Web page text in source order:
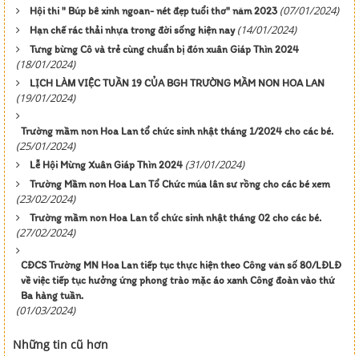
Hội thi " Búp bê xinh ngoan- nét đẹp tuổi thơ" năm 2023 (07/01/2024)
Hạn chế rác thải nhựa trong đời sống hiện nay (14/01/2024)
Tưng bừng Cô và trẻ cùng chuẩn bị đón xuân Giáp Thìn 2024
(18/01/2024)
LỊCH LÀM VIỆC TUẦN 19 CỦA BGH TRƯỜNG MẦM NON HOA LAN
(19/01/2024)
Trường mầm non Hoa Lan tổ chức sinh nhật tháng 1/2024 cho các bé.
(25/01/2024)
Lễ Hội Mừng Xuân Giáp Thìn 2024 (31/01/2024)
Trường Mầm non Hoa Lan Tổ Chức múa lân sư rồng cho các bé xem
(23/02/2024)
Trường mầm non Hoa Lan tổ chức sinh nhật tháng 02 cho các bé.
(27/02/2024)
CĐCS Trường MN Hoa Lan tiếp tục thực hiện theo Công văn số 80/LĐLĐ
về việc tiếp tục hưởng ứng phong trào mặc áo xanh Công đoàn vào thứ
Ba hàng tuần.
(01/03/2024)
Những tin cũ hơn